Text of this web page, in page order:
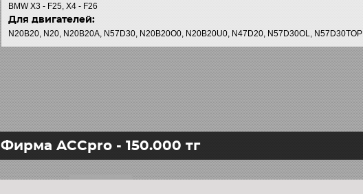
BMW X3 - F25, X4 - F26
Для двигателей:
N20B20, N20, N20B20A, N57D30, N20B20O0, N20B20U0, N47D20, N57D30OL, N57D30TOP
Фирма ACCpro - 150.000 тг